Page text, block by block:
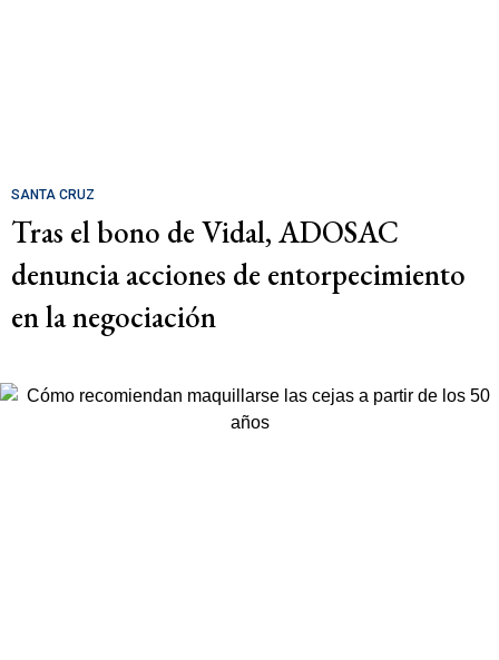
SANTA CRUZ
Tras el bono de Vidal, ADOSAC
denuncia acciones de entorpecimiento
en la negociación